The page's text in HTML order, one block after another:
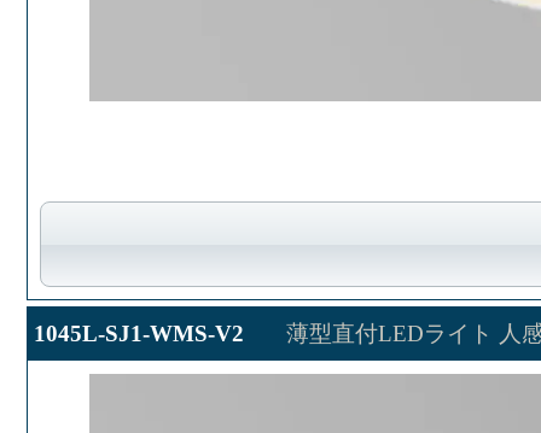
1045L-SJ1-WMS-V2 薄型直付LEDライト 人